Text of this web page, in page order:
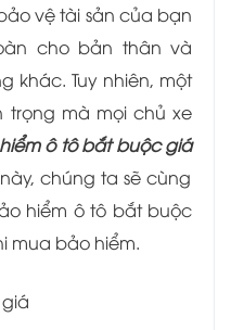
vệ tài sản của bạn
cho bản thân và
khác. Tuy nhiên, một
trọng mà mọi chủ xe
ô tô bắt buộc giá
chúng ta sẽ cùng
hiểm ô tô bắt buộc
mua bảo hiểm.